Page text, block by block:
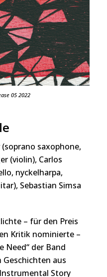
05 2022
saxophone,
(violin), Carlos
nyckelharpa,
Sebastian Simsa
– für den Preis
Kritik nominierte –
Need“ der Band
Geschichten aus
Story